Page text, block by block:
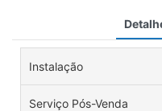
Instalação
Serviço Pós-Venda